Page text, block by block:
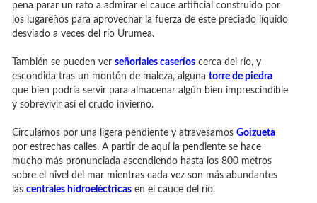
pena parar un rato a admirar el cauce artificial construido por
los lugareños para aprovechar la fuerza de este preciado líquido
desviado a veces del río Urumea.
También se pueden ver señoriales caseríos cerca del río, y
escondida tras un montón de maleza, alguna torre de piedra
que bien podría servir para almacenar algún bien imprescindible
y sobrevivir así el crudo invierno.
Circulamos por una ligera pendiente y atravesamos Goizueta
por estrechas calles. A partir de aquí la pendiente se hace
mucho más pronunciada ascendiendo hasta los 800 metros
sobre el nivel del mar mientras cada vez son más abundantes
las centrales hidroeléctricas en el cauce del río.